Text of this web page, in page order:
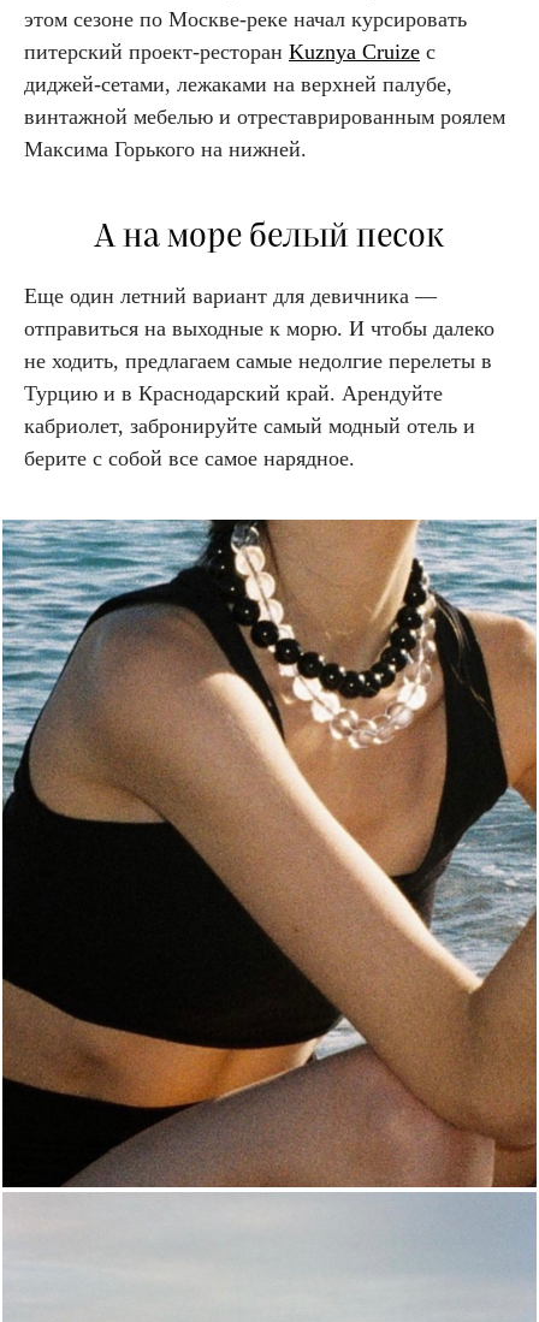
этом сезоне по Москве-реке начал курсировать
питерский проект-ресторан Kuznya Cruize с
диджей-сетами, лежаками на верхней палубе,
винтажной мебелью и отреставрированным роялем
Максима Горького на нижней.
А на море белый песок
Еще один летний вариант для девичника —
отправиться на выходные к морю. И чтобы далеко
не ходить, предлагаем самые недолгие перелеты в
Турцию и в Краснодарский край. Арендуйте
кабриолет, забронируйте самый модный отель и
берите с собой все самое нарядное.